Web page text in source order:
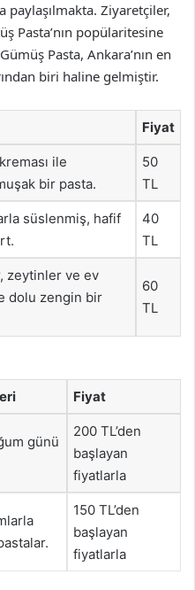
paylaşılmakta. Ziyaretçiler,
Pasta’nın popülaritesine
Pasta, Ankara’nın en
biri haline gelmiştir.
Fiyat
ile
bir pasta.
50
TL
süslenmiş, hafif
40
TL
zeytinler ve ev
dolu zengin bir
60
TL
Fiyat
günü
200 TL’den
başlayan
fiyatlarla
150 TL’den
başlayan
fiyatlarla